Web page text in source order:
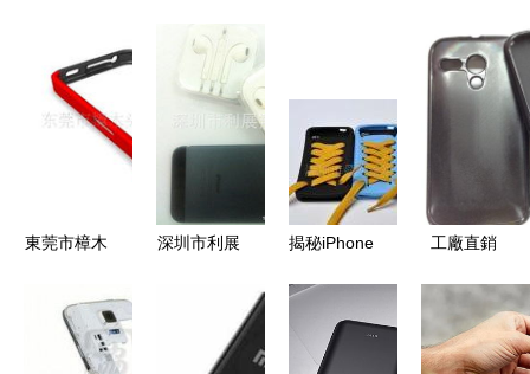
東莞市樟木
五金制品廠
手機外殼與
深圳市利展
揭秘iPhone
殼到話題潮
工廠直銷
TPU貼皮凹
槽素材，解